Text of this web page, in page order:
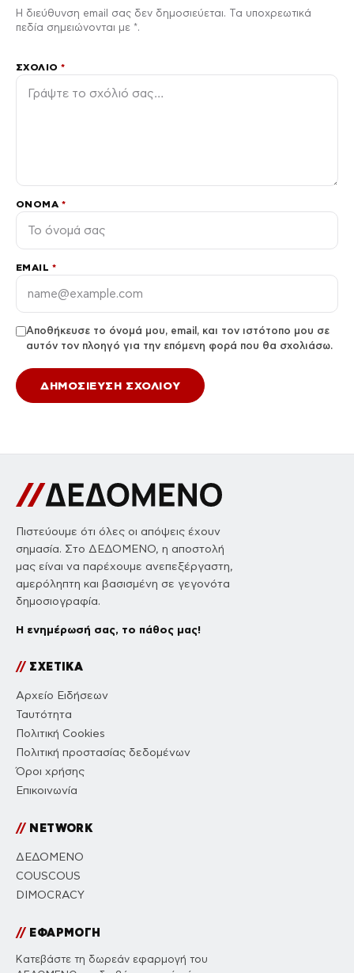
Η διεύθυνση email σας δεν δημοσιεύεται. Τα υποχρεωτικά
πεδία σημειώνονται με *.
ΣΧΌΛΙΟ*
ΌΝΟΜΑ *
EMAIL *
Αποθήκευσε το όνομά μου, email, και τον ιστότοπο μου σε
αυτόν τον πλοηγό για την επόμενη φορά που θα σχολιάσω.
Πιστεύουμε ότι όλες οι απόψεις έχουν
σημασία. Στο ΔΕΔΟΜΕΝΟ, η αποστολή
μας είναι να παρέχουμε ανεπεξέργαστη,
αμερόληπτη και βασισμένη σε γεγονότα
δημοσιογραφία.
Η ενημέρωσή σας, το πάθος μας!
//ΣΧΕΤΙΚΑ
Αρχείο Ειδήσεων
Ταυτότητα
Πολιτική Cookies
Πολιτική προστασίας δεδομένων
Όροι χρήσης
Επικοινωνία
//NETWORK
ΔΕΔΟΜΕΝΟ
COUSCOUS
DIMOCRACY
//ΕΦΑΡΜΟΓΗ
Κατεβάστε τη δωρεάν εφαρμογή του